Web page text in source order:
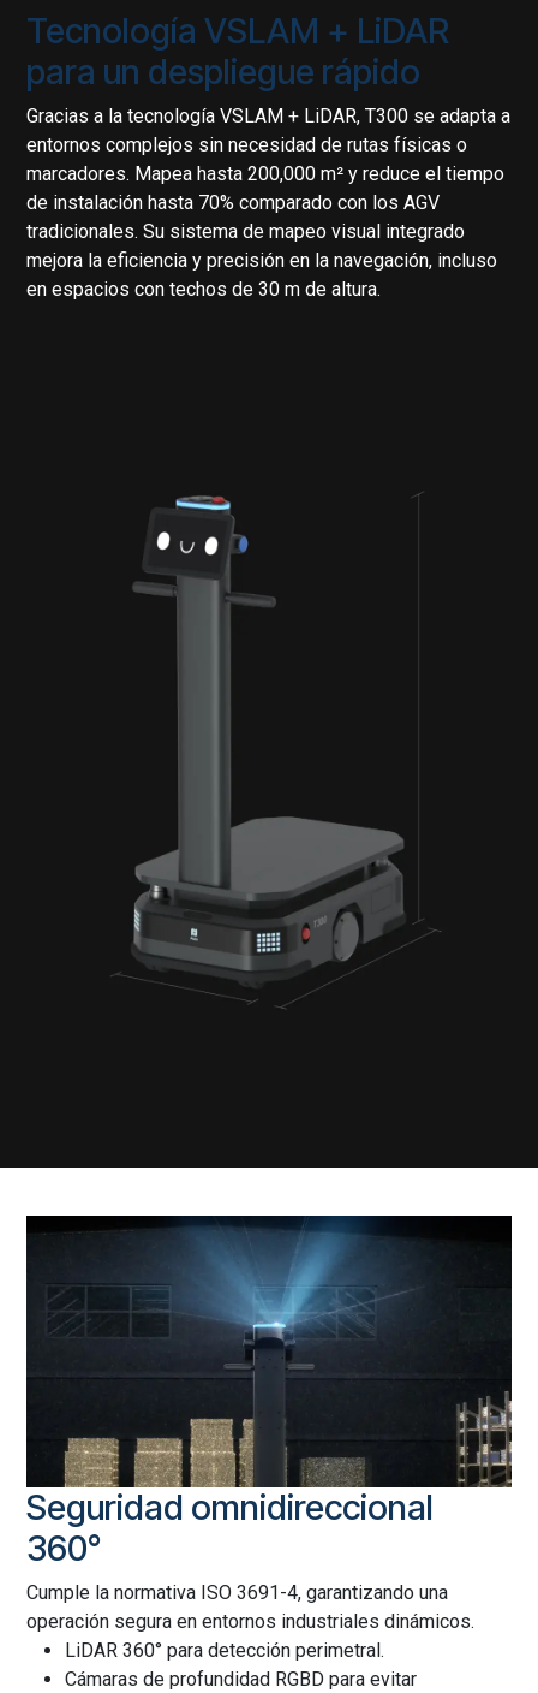
Tecnología VSLAM + LiDAR
para un despliegue rápido
Gracias a la tecnología VSLAM + LiDAR, T300 se adapta a
entornos complejos sin necesidad de rutas físicas o
marcadores. Mapea hasta 200,000 m² y reduce el tiempo
de instalación hasta 70% comparado con los AGV
tradicionales. Su sistema de mapeo visual integrado
mejora la eficiencia y precisión en la navegación, incluso
en espacios con techos de 30 m de altura.
Seguridad omnidireccional
360°
Cumple la normativa ISO 3691-4, garantizando una
operación segura en entornos industriales dinámicos.
LiDAR 360° para detección perimetral.
Cámaras de profundidad RGBD para evitar